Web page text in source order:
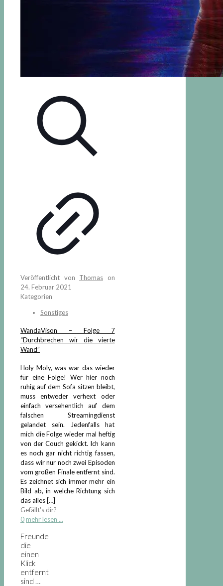
Veröffentlicht von Thomas
on
24. Februar 2021
Kategorien
Sonstiges
WandaVison – Folge 7
“Durchbrechen wir die vierte
Wand”
Holy Moly, was war das wieder
für eine Folge! Wer hier noch
ruhig auf dem Sofa sitzen bleibt,
muss entweder verhext oder
einfach versehentlich auf dem
falschen Streamingdienst
gelandet sein. Jedenfalls hat
mich die Folge wieder mal heftig
von der Couch gekickt. Ich kann
es noch gar nicht richtig fassen,
dass wir nur noch zwei Episoden
vom großen Finale entfernt sind.
Es zeichnet sich immer mehr ein
Bild ab, in welche Richtung sich
das alles […]
Gefällt's dir?
0 mehr lesen ...
Freunde
die
einen
Klick
entfernt
sind …